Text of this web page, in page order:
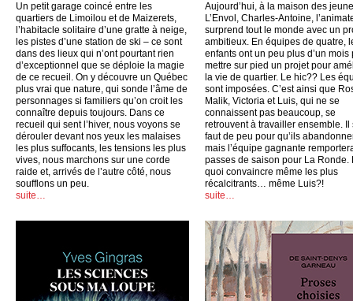
Un petit garage coincé entre les
quartiers de Limoilou et de Maizerets,
l’habitacle solitaire d’une gratte à neige,
les pistes d’une station de ski – ce sont
dans des lieux qui n’ont pourtant rien
d’exceptionnel que se déploie la magie
de ce recueil. On y découvre un Québec
plus vrai que nature, qui sonde l’âme de
personnages si familiers qu’on croit les
connaître depuis toujours. Dans ce
recueil qui sent l’hiver, nous voyons se
dérouler devant nos yeux les malaises
les plus suffocants, les tensions les plus
vives, nous marchons sur une corde
raide et, arrivés de l’autre côté, nous
soufflons un peu.
suite…
Aujourd’hui, à la maison des
L’Envol, Charles-Antoine,
surprend tout le monde avec un
ambitieux. En équipes de quatre,
enfants ont un peu plus d’un mois
mettre sur pied un projet pour
la vie de quartier. Le hic?? Les
sont imposées. C’est ainsi que
Malik, Victoria et Luis, qui ne se
connaissent pas beaucoup, se
retrouvent à travailler ensemble. Il
faut de peu pour qu’ils
mais l’équipe gagnante
passes de saison pour La Ronde.
quoi convaincre même les plus
récalcitrants… même Luis?!
suite…